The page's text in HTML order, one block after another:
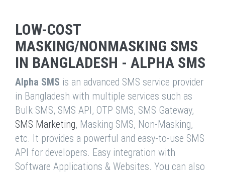
LOW-COST
MASKING/NONMASKING SMS
IN BANGLADESH - ALPHA SMS
Alpha SMS is an advanced SMS service provider
in Bangladesh with multiple services such as
Bulk SMS, SMS API, OTP SMS, SMS Gateway,
SMS Marketing, Masking SMS, Non-Masking,
etc. It provides a powerful and easy-to-use SMS
API for developers. Easy integration with
Software Applications & Websites. You can also